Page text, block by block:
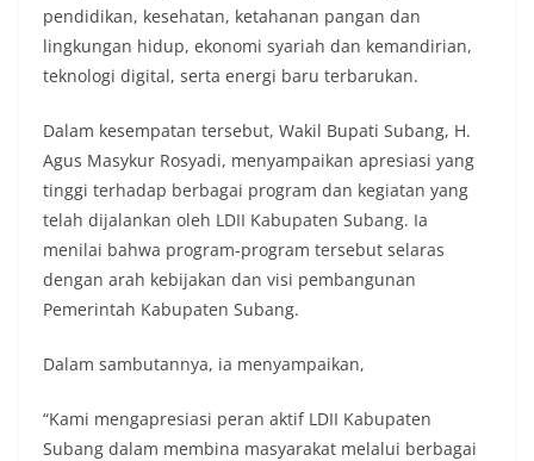
pendidikan, kesehatan, ketahanan pangan dan
lingkungan hidup, ekonomi syariah dan kemandirian,
teknologi digital, serta energi baru terbarukan.
Dalam kesempatan tersebut, Wakil Bupati Subang, H.
Agus Masykur Rosyadi, menyampaikan apresiasi yang
tinggi terhadap berbagai program dan kegiatan yang
telah dijalankan oleh LDII Kabupaten Subang. Ia
menilai bahwa program-program tersebut selaras
dengan arah kebijakan dan visi pembangunan
Pemerintah Kabupaten Subang.
Dalam sambutannya, ia menyampaikan,
“Kami mengapresiasi peran aktif LDII Kabupaten
Subang dalam membina masyarakat melalui berbagai